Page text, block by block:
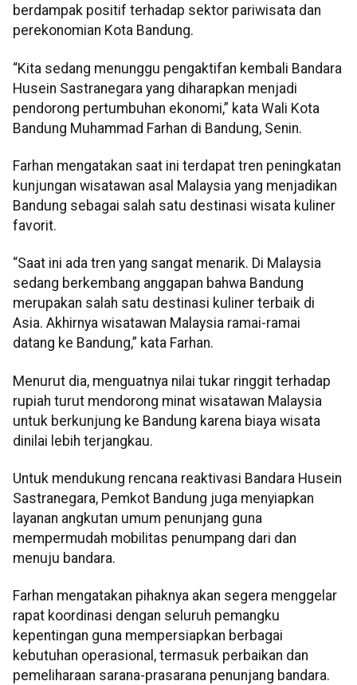
berdampak positif terhadap sektor pariwisata dan
perekonomian Kota Bandung.
“Kita sedang menunggu pengaktifan kembali Bandara
Husein Sastranegara yang diharapkan menjadi
pendorong pertumbuhan ekonomi,” kata Wali Kota
Bandung Muhammad Farhan di Bandung, Senin.
Farhan mengatakan saat ini terdapat tren peningkatan
kunjungan wisatawan asal Malaysia yang menjadikan
Bandung sebagai salah satu destinasi wisata kuliner
favorit.
“Saat ini ada tren yang sangat menarik. Di Malaysia
sedang berkembang anggapan bahwa Bandung
merupakan salah satu destinasi kuliner terbaik di
Asia. Akhirnya wisatawan Malaysia ramai-ramai
datang ke Bandung,” kata Farhan.
Menurut dia, menguatnya nilai tukar ringgit terhadap
rupiah turut mendorong minat wisatawan Malaysia
untuk berkunjung ke Bandung karena biaya wisata
dinilai lebih terjangkau.
Untuk mendukung rencana reaktivasi Bandara Husein
Sastranegara, Pemkot Bandung juga menyiapkan
layanan angkutan umum penunjang guna
mempermudah mobilitas penumpang dari dan
menuju bandara.
Farhan mengatakan pihaknya akan segera menggelar
rapat koordinasi dengan seluruh pemangku
kepentingan guna mempersiapkan berbagai
kebutuhan operasional, termasuk perbaikan dan
pemeliharaan sarana-prasarana penunjang bandara.